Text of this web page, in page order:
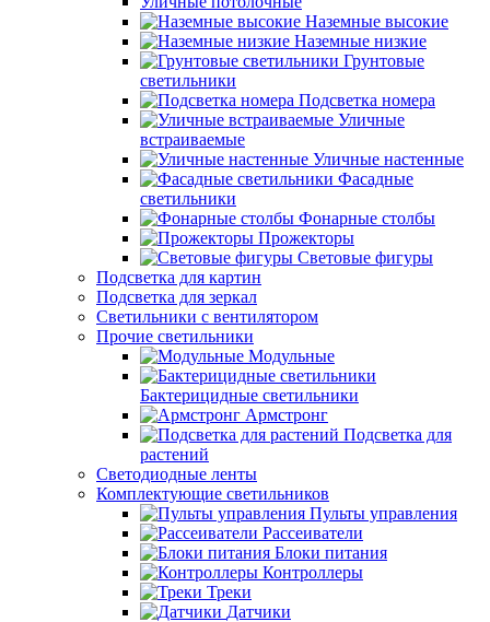
Наземные высокие
Наземные низкие
Грунтовые
светильники
Подсветка номера
Уличные
встраиваемые
Уличные настенные
Фасадные
светильники
Фонарные столбы
Прожекторы
Световые фигуры
Подсветка для картин
Подсветка для зеркал
Светильники с вентилятором
Прочие светильники
Модульные
Бактерицидные светильники
Армстронг
Подсветка для
растений
Светодиодные ленты
Комплектующие светильников
Пульты управления
Рассеиватели
Блоки питания
Контроллеры
Треки
Датчики